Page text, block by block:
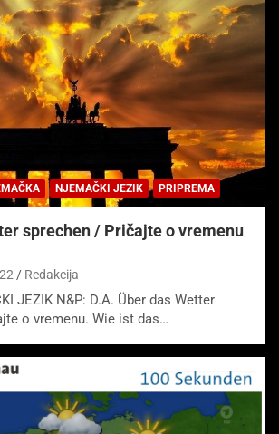
NJEMAČKI JEZIK PRIPREMA
sprechen / Pričajte o vremenu
Redakcija
JEZIK N&P: D.A. Über das Wetter
o vremenu. Wie ist das…